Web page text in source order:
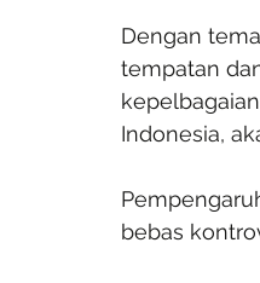
Dengan
tempatan
Indonesia,
bebas